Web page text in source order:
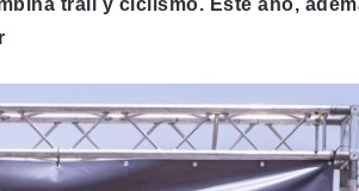
trail y ciclismo. Este año,